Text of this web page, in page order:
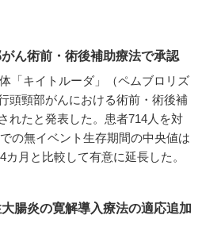
がん術前・術後補助療法で承認
「キイトルーダ」（ペムブロリズ
頭頸部がんにおける術前・術後補
れたと発表した。患者714人を対
の無イベント生存期間の中央値は
月と比較して有意に延長した。
腸炎の寛解導入療法の適応追加